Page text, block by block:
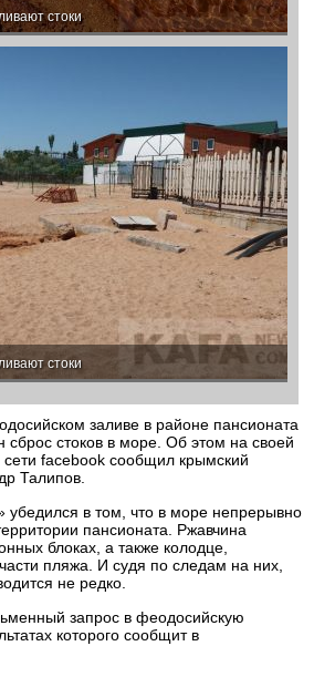
стоки
стоки
заливе в районе пансионата
сброс стоков в море. Об этом на своей
сети facebook сообщил крымский
Талипов.
убедился в том, что в море непрерывно
пансионата. Ржавчина
блоках, а также колодце,
пляжа. И судя по следам на них,
не редко.
запрос в феодосийскую
которого сообщит в